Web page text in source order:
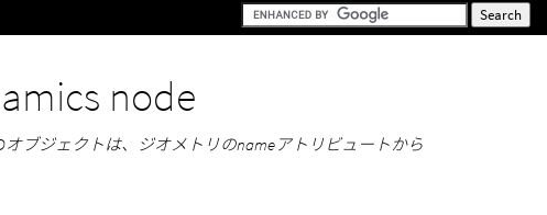
node
ブジェクトは、ジオメトリのnameアトリビュートから